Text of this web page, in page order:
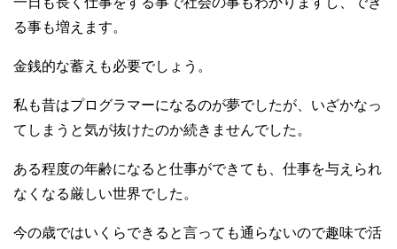
る事も増えます。
金銭的な蓄えも必要でしょう。
私も昔はプログラマーになるのが夢でしたが、いざかなっ
てしまうと気が抜けたのか続きませんでした。
ある程度の年齢になると仕事ができても、仕事を与えられ
なくなる厳しい世界でした。
今の歳ではいくらできると言っても通らないので趣味で活